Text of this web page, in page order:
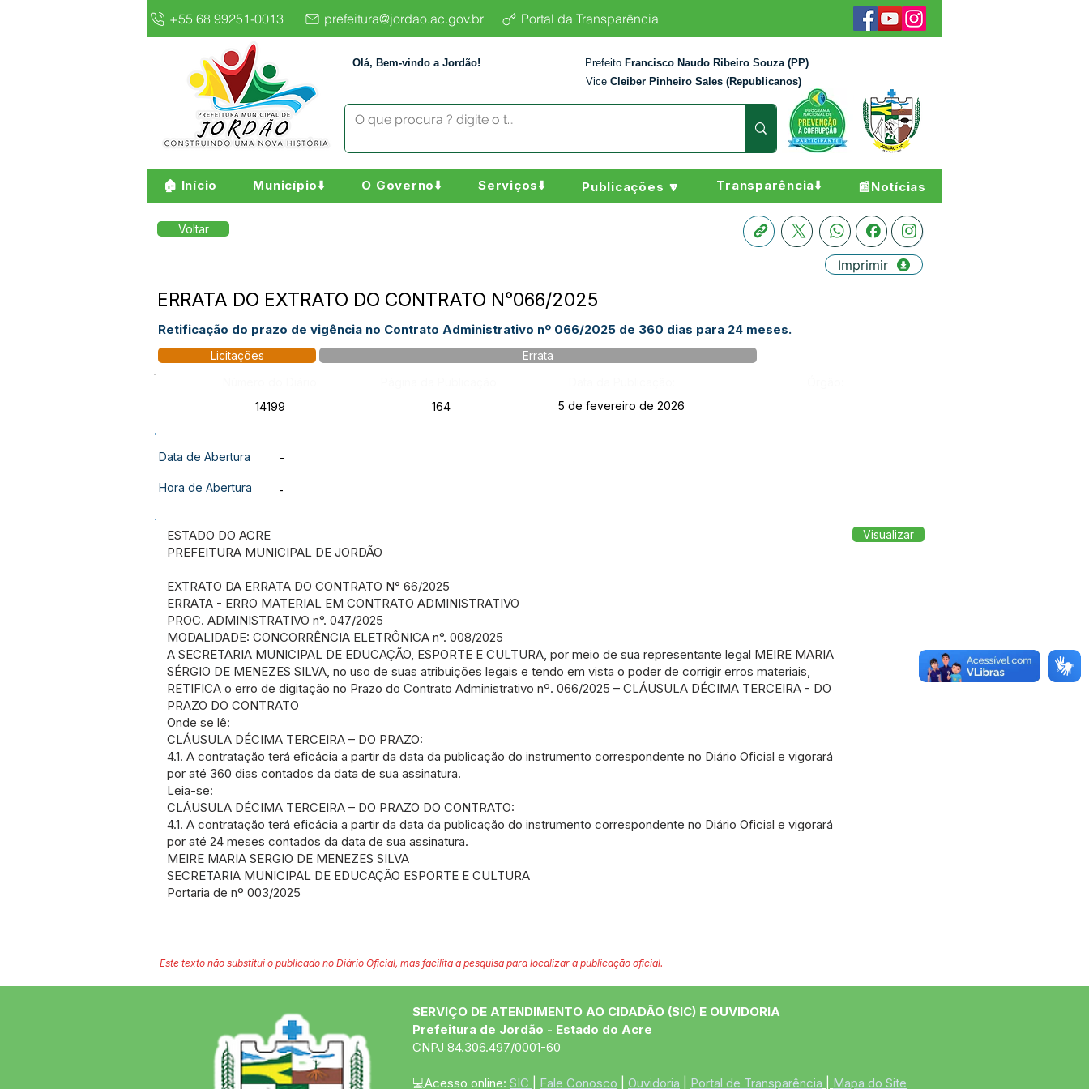
+55 68 99251-0013 prefeitura@jordao.ac.gov.br Portal da Transparência
Olá, Bem-vindo a Jordão! Prefeito Francisco Naudo Ribeiro Souza (PP)
Vice Cleiber Pinheiro Sales (Republicanos)
🏠 Início Município⬇️ O Governo⬇️ Serviços⬇️ Publicações 🔽 Transparência⬇️ 📰Notícias
Voltar
Imprimir
ERRATA DO EXTRATO DO CONTRATO N°066/2025
Retificação do prazo de vigência no Contrato Administrativo nº 066/2025 de 360 dias para 24 meses.
Licitações
Errata
14199
164 5 de fevereiro de 2026
Data de Abertura -
Hora de Abertura -
ESTADO DO ACRE
PREFEITURA MUNICIPAL DE JORDÃO
EXTRATO DA ERRATA DO CONTRATO N° 66/2025
ERRATA - ERRO MATERIAL EM CONTRATO ADMINISTRATIVO
PROC. ADMINISTRATIVO n°. 047/2025
MODALIDADE: CONCORRÊNCIA ELETRÔNICA n°. 008/2025
A SECRETARIA MUNICIPAL DE EDUCAÇÃO, ESPORTE E CULTURA, por meio de sua representante legal MEIRE MARIA
SÉRGIO DE MENEZES SILVA, no uso de suas atribuições legais e tendo em vista o poder de corrigir erros materiais,
RETIFICA o erro de digitação no Prazo do Contrato Administrativo nº. 066/2025 – CLÁUSULA DÉCIMA TERCEIRA - DO
PRAZO DO CONTRATO
Onde se lê:
CLÁUSULA DÉCIMA TERCEIRA – DO PRAZO:
4.1. A contratação terá eficácia a partir da data da publicação do instrumento correspondente no Diário Oficial e vigorará
por até 360 dias contados da data de sua assinatura.
Leia-se:
CLÁUSULA DÉCIMA TERCEIRA – DO PRAZO DO CONTRATO:
4.1. A contratação terá eficácia a partir da data da publicação do instrumento correspondente no Diário Oficial e vigorará
por até 24 meses contados da data de sua assinatura.
MEIRE MARIA SERGIO DE MENEZES SILVA
SECRETARIA MUNICIPAL DE EDUCAÇÃO ESPORTE E CULTURA
Portaria de nº 003/2025
Visualizar
Este texto não substitui o publicado no Diário Oficial, mas facilita a pesquisa para localizar a publicação oficial.
SERVIÇO DE ATENDIMENTO AO CIDADÃO (SIC) E OUVIDORIA
Prefeitura de Jordão - Estado do Acre
CNPJ 84.306.497/0001-60
💻Acesso online: SIC Fale Conosco Ouvidoria Portal de Transparência Mapa do Site